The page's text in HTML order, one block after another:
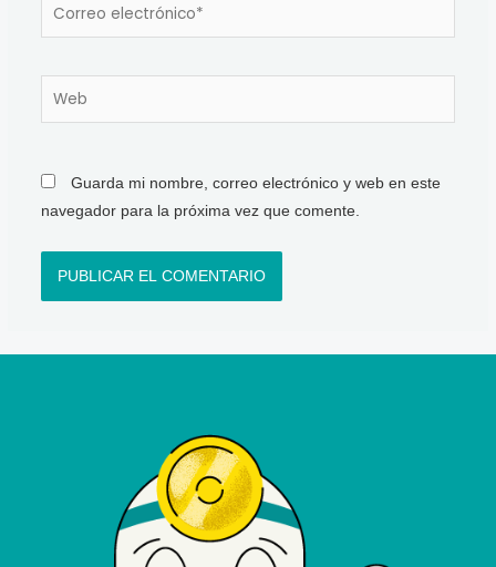
Guarda mi nombre, correo electrónico y web en este
navegador para la próxima vez que comente.